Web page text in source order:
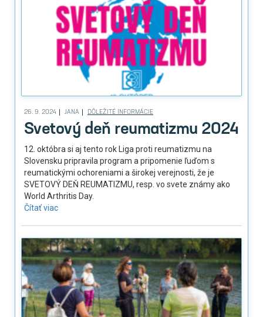
26. 9. 2024 JANA DÔLEŽITÉ INFORMÁCIE
Svetový deň reumatizmu 2024
12. októbra si aj tento rok Liga proti reumatizmu na
Slovensku pripravila program a pripomenie ľuďom s
reumatickými ochoreniami a širokej verejnosti, že je
SVETOVÝ DEŇ REUMATIZMU, resp. vo svete známy ako
World Arthritis Day.
Čítať viac